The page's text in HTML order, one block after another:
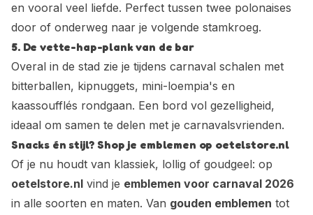
en vooral veel liefde. Perfect tussen twee polonaises
door of onderweg naar je volgende stamkroeg.
5. De vette-hap-plank van de bar
Overal in de stad zie je tijdens carnaval schalen met
bitterballen, kipnuggets, mini-loempia's en
kaassoufflés rondgaan. Een bord vol gezelligheid,
ideaal om samen te delen met je carnavalsvrienden.
Snacks én stijl? Shop je emblemen op oetelstore.nl
Of je nu houdt van klassiek, lollig of goudgeel: op
oetelstore.nl vind je emblemen voor carnaval 2026
in alle soorten en maten. Van gouden emblemen tot